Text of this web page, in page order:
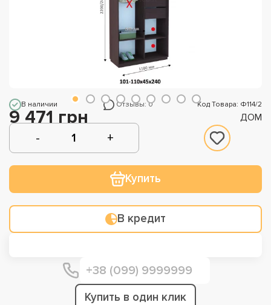
В наличии Отзывы: 0 Код Товара: Ф114/2
9 471 грн ДОМ
Купить
В кредит
Купить в один клик